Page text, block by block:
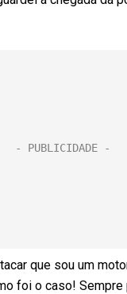
que sou um
foi o caso!